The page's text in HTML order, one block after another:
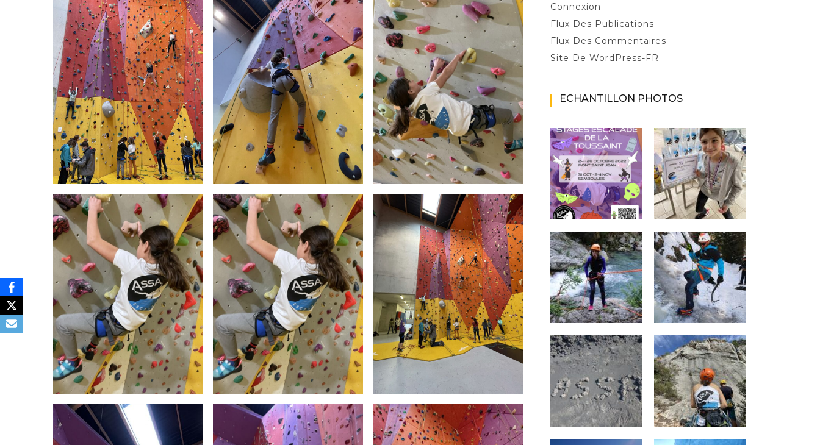
Connexion
Flux Des Publications
Flux Des Commentaires
Site De WordPress-FR
ECHANTILLON PHOTOS